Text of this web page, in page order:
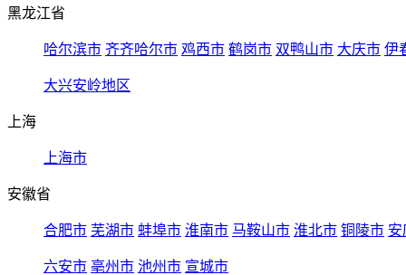
黑龙江省
哈尔滨市 齐齐哈尔市 鸡西市 鹤岗市 双鸭山市 大庆市 伊
大兴安岭地区
上海
上海市
安徽省
合肥市 芜湖市 蚌埠市 淮南市 马鞍山市 淮北市 铜陵市 安
六安市 亳州市 池州市 宣城市